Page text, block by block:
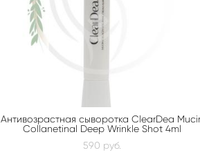
Антивозрастная сыворотка ClearDea
Collanetinal Deep Wrinkle Shot 4ml
590 pуб.